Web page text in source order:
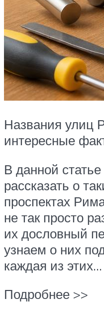
Названия улиц
интересные
В данной
рассказать о
проспектах
не так просто
их дословный
узнаем о них
каждая из этих…
Подробнее >>